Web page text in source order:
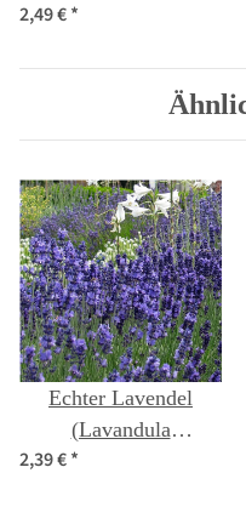
chamomilla) Bio
2,49 €*
Echter Lavendel
(Lavandula
angustifolia) Samen
2,39 €*